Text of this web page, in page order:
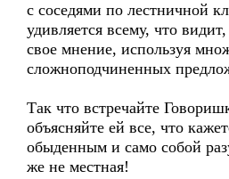
с соседями по лестничной
удивляется всему, что
свое мнение, используя
сложноподчиненных
Так что встречайте
объясняйте ей все, что
обыденным и само собой
же не местная!